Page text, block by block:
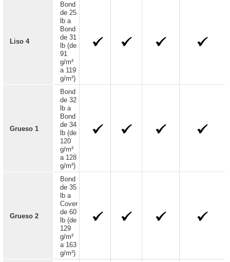
Liso 4
Bond
de 25
lb a
Bond
de 31
lb (de
91
g/m²
a 119
g/m²)
Grueso 1
Bond
de 32
lb a
Bond
de 34
lb (de
120
g/m²
a 128
g/m²)
Grueso 2
Bond
de 35
lb a
Cover
de 60
lb (de
129
g/m²
a 163
g/m²)